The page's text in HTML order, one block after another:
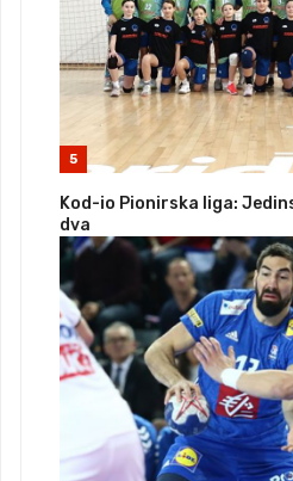
5
Kod-io Pionirska liga:
dva